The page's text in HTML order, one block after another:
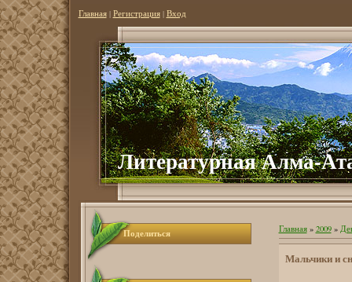
Главная| Регистрация| Вход
Литературная Алма-
Поделиться Главная» 2009 »
Мальчики и